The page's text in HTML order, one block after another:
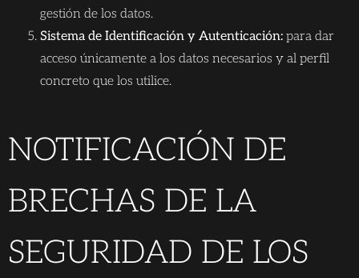
gestión de los datos.
Sistema de Identificación y Autenticación: para dar
acceso únicamente a los datos necesarios y al perfil
concreto que los utilice.
NOTIFICACIÓN DE
BRECHAS DE LA
SEGURIDAD DE LOS